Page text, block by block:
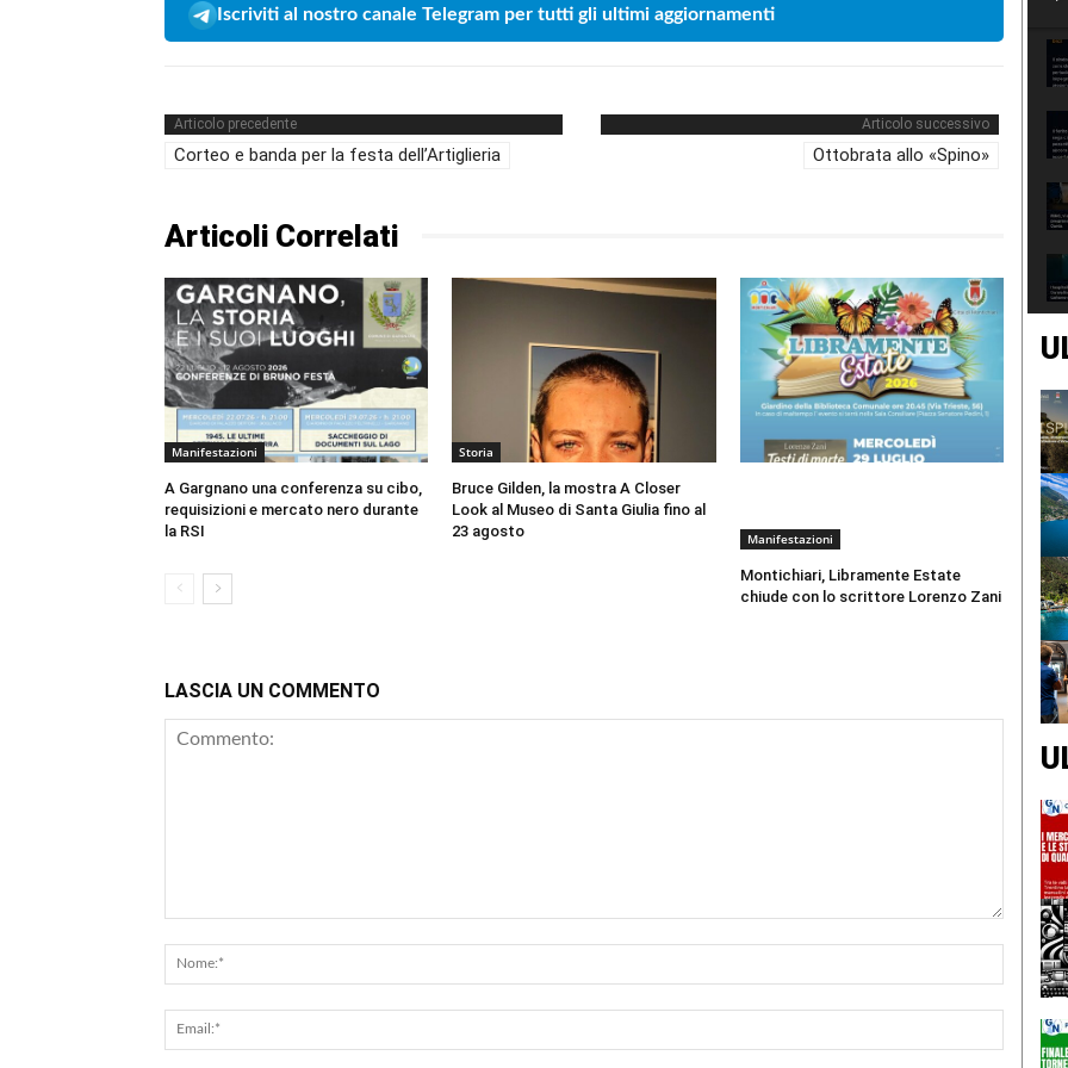
Iscriviti al nostro canale Telegram per tutti gli ultimi aggiornamenti
Articolo precedente
Corteo e banda per la festa dell’Artiglieria
Articolo successivo
Ottobrata allo «Spino»
Articoli Correlati
Manifestazioni
A Gargnano una conferenza su cibo,
requisizioni e mercato nero durante
la RSI
Storia
Bruce Gilden, la mostra A Closer
Look al Museo di Santa Giulia fino al
23 agosto
Manifestazioni
Montichiari, Libramente Estate
chiude con lo scrittore Lorenzo Zani
LASCIA UN COMMENTO
Nome:*
Email:*